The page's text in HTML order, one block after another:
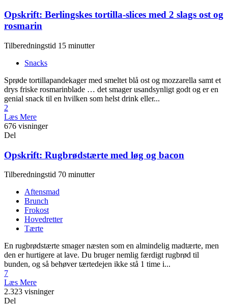
Opskrift: Berlingskes tortilla-slices med 2 slags ost og
rosmarin
Tilberedningstid 15 minutter
Snacks
Sprøde tortillapandekager med smeltet blå ost og mozzarella samt et
drys friske rosmarinblade … det smager usandsynligt godt og er en
genial snack til en hvilken som helst drink eller...
2
Læs Mere
676 visninger
Del
Opskrift: Rugbrødstærte med løg og bacon
Tilberedningstid 70 minutter
Aftensmad
Brunch
Frokost
Hovedretter
Tærte
En rugbrødstærte smager næsten som en almindelig madtærte, men
den er hurtigere at lave. Du bruger nemlig færdigt rugbrød til
bunden, og så behøver tærtedejen ikke stå 1 time i...
7
Læs Mere
2.323 visninger
Del